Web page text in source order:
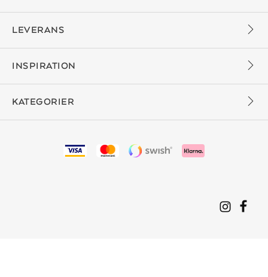
LEVERANS
INSPIRATION
KATEGORIER